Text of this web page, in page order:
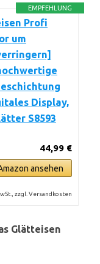
EMPFEHLUNG
Profi
um
Display,
S8593
44,99 €
ansehen
zzgl. Versandkosten
Glätteisen